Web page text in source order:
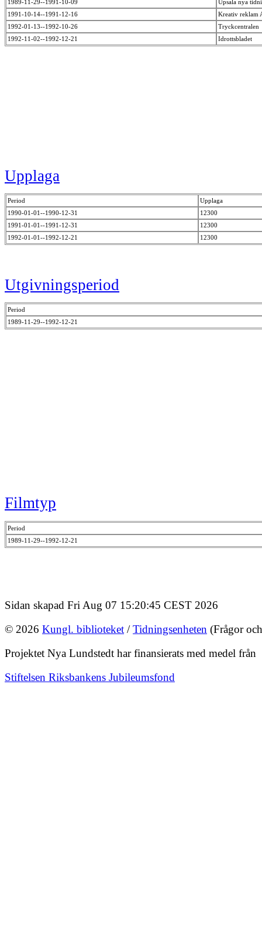
1989-11-29--1991-10-09
Upsala nya
1991-10-14--1991-12-16
Kreativ reklam
1992-01-13--1992-10-26
Tryckcentralen
1992-11-02--1992-12-21
Idrottsbladet
Upplaga
Period
Upplaga
1990-01-01--1990-12-31
12300
1991-01-01--1991-12-31
12300
1992-01-01--1992-12-21
12300
Utgivningsperiod
Period
1989-11-29--1992-12-21
Filmtyp
Period
1989-11-29--1992-12-21
Sidan skapad Fri Aug 07 15:20:45 CEST 2026
© 2026 Kungl. biblioteket /Tidningsenheten (Frågor
Projektet Nya Lundstedt har finansierats med medel från
Stiftelsen Riksbankens Jubileumsfond